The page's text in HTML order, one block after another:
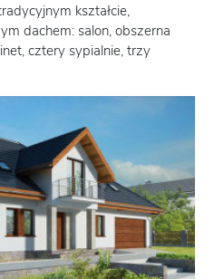
kształcie,
dachem: salon, obszerna
cztery sypialnie, trzy